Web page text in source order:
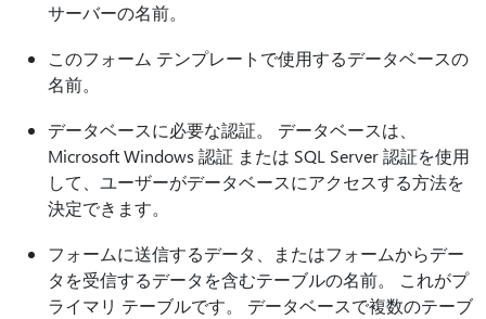
サーバーの名前。
このフォーム テンプレートで使用するデータベースの
名前。
データベースに必要な認証。 データベースは、
Microsoft Windows 認証 または SQL Server 認証を使用
して、ユーザーがデータベースにアクセスする方法を
決定できます。
フォームに送信するデータ、またはフォームからデー
タを受信するデータを含むテーブルの名前。 これがプ
ライマリ テーブルです。 データベースで複数のテーブ